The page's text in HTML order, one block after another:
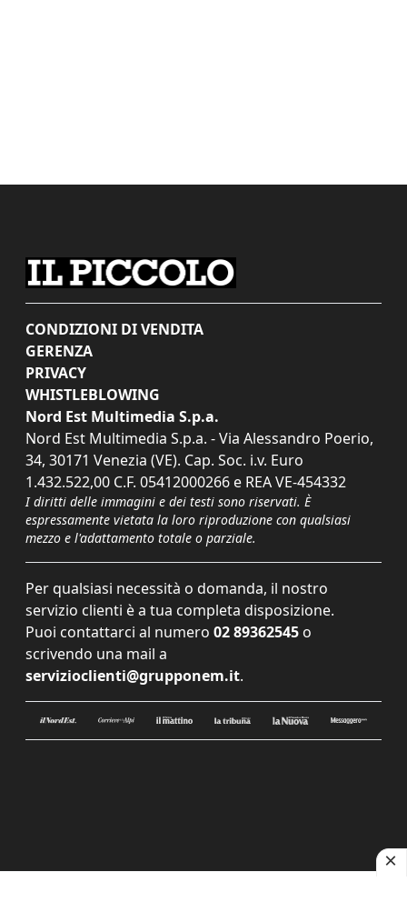
CONDIZIONI DI VENDITA
GERENZA
PRIVACY
WHISTLEBLOWING
Nord Est Multimedia S.p.a.
Nord Est Multimedia S.p.a. - Via Alessandro Poerio,
34, 30171 Venezia (VE). Cap. Soc. i.v. Euro
1.432.522,00 C.F. 05412000266 e REA VE-454332
I diritti delle immagini e dei testi sono riservati. È
espressamente vietata la loro riproduzione con qualsiasi
mezzo e l'adattamento totale o parziale.
Per qualsiasi necessità o domanda, il nostro
servizio clienti è a tua completa disposizione.
Puoi contattarci al numero 02 89362545 o
scrivendo una mail a
servizioclienti@grupponem.it.